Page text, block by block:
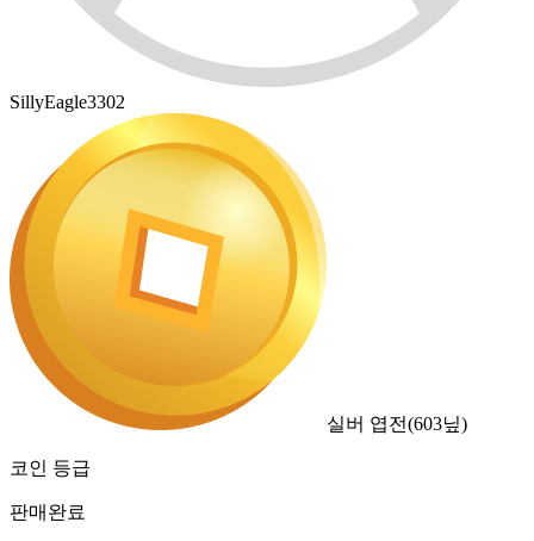
SillyEagle3302
실버 엽전(603닢)
코인 등급
판매완료